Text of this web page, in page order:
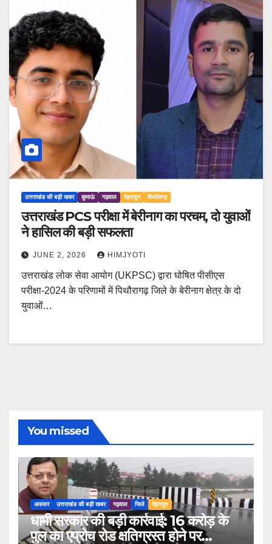
उत्तराखंड की बड़ी खबर कुमाऊं गढ़वाल देहरादून पिथौरागढ़
उत्तराखंड PCS परीक्षा में बेरीनाग का परचम, दो युवाओं
ने हासिल की बड़ी सफलता
JUNE 2, 2026 HIMJYOTI
उत्तराखंड लोक सेवा आयोग (UKPSC) द्वारा घोषित पीसीएस
परीक्षा-2024 के परिणामों में पिथौरागढ़ जिले के बेरीनाग क्षेत्र के दो
युवाओं…
You missed
अफसर उत्तराखंड की बड़ी खबर गढ़वाल जिले देहरादून
धामी सरकार की बड़ी कार्रवाई: 16 करोड़ के
पुल का एप्रोच रोड क्षतिग्रस्त होने पर